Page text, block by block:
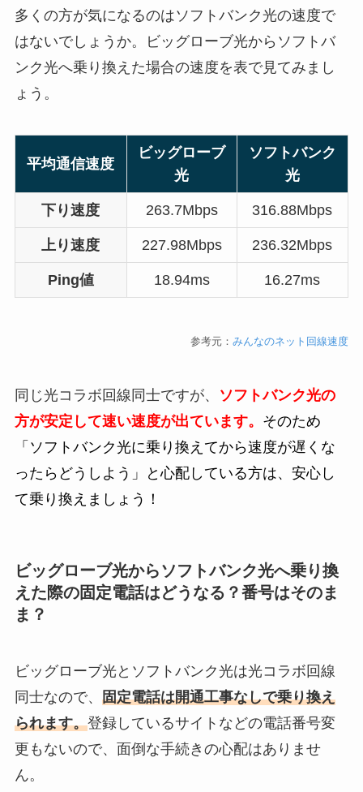
多くの方が気になるのはソフトバンク光の速度で
はないでしょうか。ビッグローブ光からソフトバ
ンク光へ乗り換えた場合の速度を表で見てみまし
ょう。
平均通信速度
ビッグローブ
光
ソフトバンク
光
下り速度 263.7Mbps 316.88Mbps
上り速度 227.98Mbps 236.32Mbps
Ping値 18.94ms 16.27ms
参考元：みんなのネット回線速度
同じ光コラボ回線同士ですが、
ソフトバンク光の
方が安定して速い速度が出ています。 そのため
「ソフトバンク光に乗り換えてから速度が遅くな
ったらどうしよう」と心配している方は、安心し
て乗り換えましょう！
ビッグローブ光からソフトバンク光へ乗り換
えた際の固定電話はどうなる？番号はそのま
ま？
ビッグローブ光とソフトバンク光は光コラボ回線
同士なので、 固定電話は開通工事なしで乗り換え
られます。登録しているサイトなどの電話番号変
更もないので、面倒な手続きの心配はありませ
ん。